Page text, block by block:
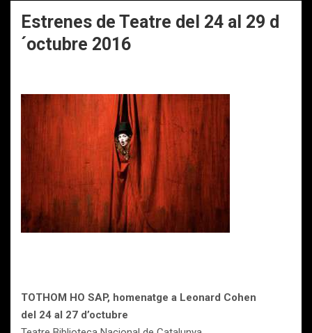
Estrenes de Teatre del 24 al 29 d
´octubre 2016
TOTHOM HO SAP, homenatge a Leonard Cohen
del 24 al 27 d’octubre